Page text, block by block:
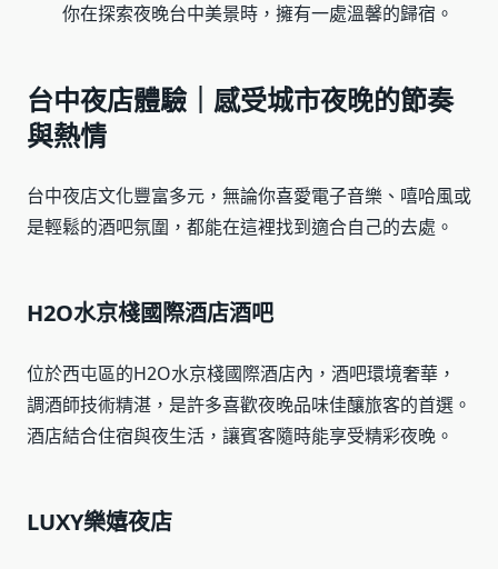
你在探索夜晚台中美景時，擁有一處溫馨的歸宿。
台中夜店體驗｜感受城市夜晚的節奏
與熱情
台中夜店文化豐富多元，無論你喜愛電子音樂、嘻哈風或
是輕鬆的酒吧氛圍，都能在這裡找到適合自己的去處。
H2O水京棧國際酒店酒吧
位於西屯區的H2O水京棧國際酒店內，酒吧環境奢華，
調酒師技術精湛，是許多喜歡夜晚品味佳釀旅客的首選。
酒店結合住宿與夜生活，讓賓客隨時能享受精彩夜晚。
LUXY樂嬉夜店